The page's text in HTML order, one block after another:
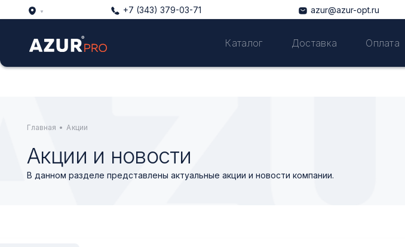
+7 (343) 379-03-71 azur@azur-opt.ru
Каталог Доставка Оплата
Главная • Акции
Акции и новости
В данном разделе представлены актуальные акции и новости компании.